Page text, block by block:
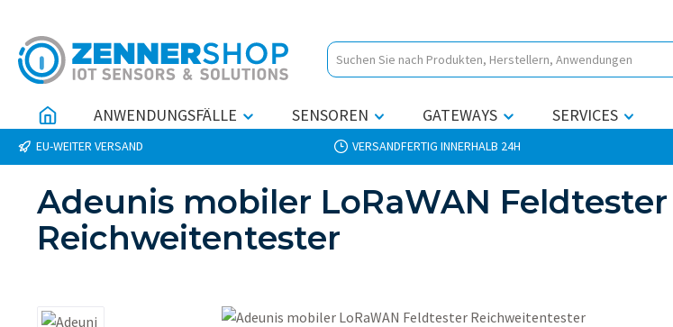
ANWENDUNGSFÄLLE SENSOREN GATEWAYS SERVICES
EU-WEITER VERSAND VERSANDFERTIG INNERHALB 24H
Adeunis mobiler LoRaWAN Feldtester
Reichweitentester
Bildergalerie überspringen